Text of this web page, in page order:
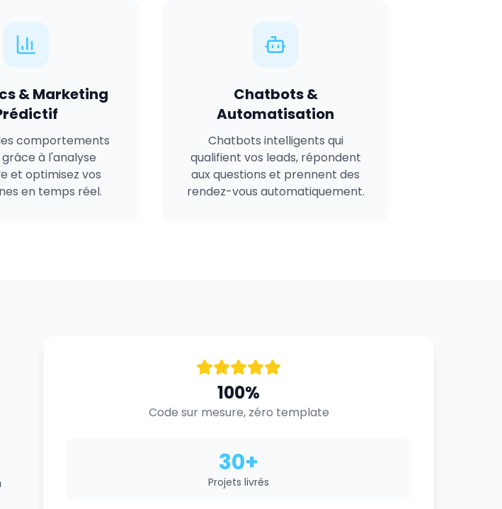
& Marketing
comportements
à l'analyse
et optimisez vos
en temps réel.
Chatbots &
Automatisation
Chatbots intelligents qui
qualifient vos leads, répondent
aux questions et prennent des
rendez-vous automatiquement.
100%
Code sur mesure, zéro template
30+
Projets livrés